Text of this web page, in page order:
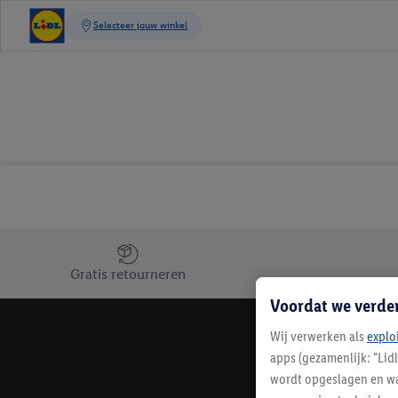
Jouw voordelen bij ons als Lidl webshop klant
Gratis retourneren
Voordat we
Wij verwerken als
apps (gezamenlijk:
wordt opgeslagen en